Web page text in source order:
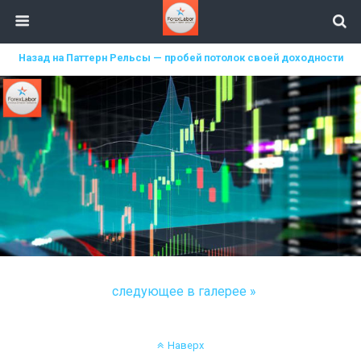
Назад на Паттерн Рельсы — пробей потолок своей доходности
следующее в галерее »
Наверх